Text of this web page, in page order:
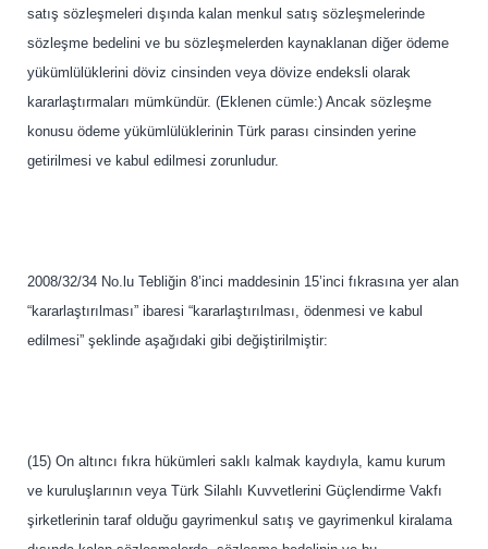
satış sözleşmeleri dışında kalan menkul satış sözleşmelerinde
sözleşme bedelini ve bu sözleşmelerden kaynaklanan diğer ödeme
yükümlülüklerini döviz cinsinden veya dövize endeksli olarak
kararlaştırmaları mümkündür. (Eklenen cümle:) Ancak sözleşme
konusu ödeme yükümlülüklerinin Türk parası cinsinden yerine
getirilmesi ve kabul edilmesi zorunludur.
2008/32/34 No.lu Tebliğin 8’inci maddesinin 15’inci fıkrasına yer alan
“kararlaştırılması” ibaresi “kararlaştırılması, ödenmesi ve kabul
edilmesi” şeklinde aşağıdaki gibi değiştirilmiştir:
(15) On altıncı fıkra hükümleri saklı kalmak kaydıyla, kamu kurum
ve kuruluşlarının veya Türk Silahlı Kuvvetlerini Güçlendirme Vakfı
şirketlerinin taraf olduğu gayrimenkul satış ve gayrimenkul kiralama